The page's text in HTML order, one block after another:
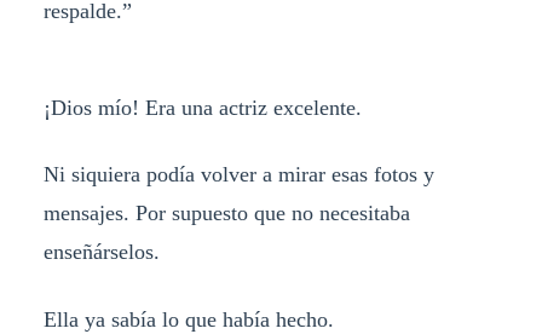
respalde.”
¡Dios mío! Era una actriz excelente.
Ni siquiera podía volver a mirar esas fotos y
mensajes. Por supuesto que no necesitaba
enseñárselos.
Ella ya sabía lo que había hecho.